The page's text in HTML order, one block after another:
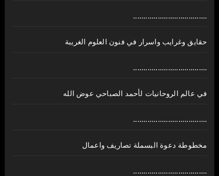
....................................
حقايق وغرايب واسرار في فنون العلوم الغريبة
....................................
في عالم الروحانيات لأحمد الصباحي عوض الله
....................................
مخطوطة دعوة البسملة تصاريف واعمال
....................................